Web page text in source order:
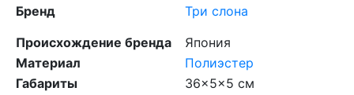
Бренд
Три слона
Происхождение бренда
Япония
Материал
Полиэстер
Габариты
36x5x5 см